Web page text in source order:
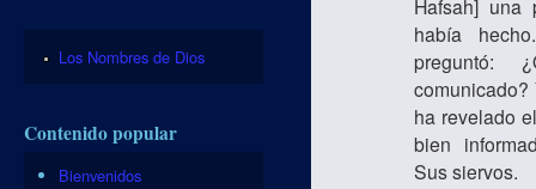
Hafsah]
había
preguntó:
ha revelado
bien
Sus siervos.
Los Nombres de Dios
Contenido popular
Bienvenidos